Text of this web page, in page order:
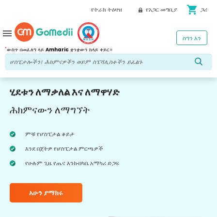
የትራክ ትዕዛዝ የአጋር መግቢያ shopping_cart ጋሪ
*ውስጥ በመፈለግ ላይ Amharic ቋንቋውን ከላይ ቀይር።
ስግን እን
menu
ሂደቱን ለማቃለል እና ለማዋሃድ
ሕክምናውን ለማግኘት
ምቹ የሆስፒታል ቆይታ
እንደ በጀትዎ የሆስፒታል ምርጫዎች
የሁሉም ጊዜ የጤና እንክብካቤ አማካሪ ድጋፍ
አሁን ያማክሩ